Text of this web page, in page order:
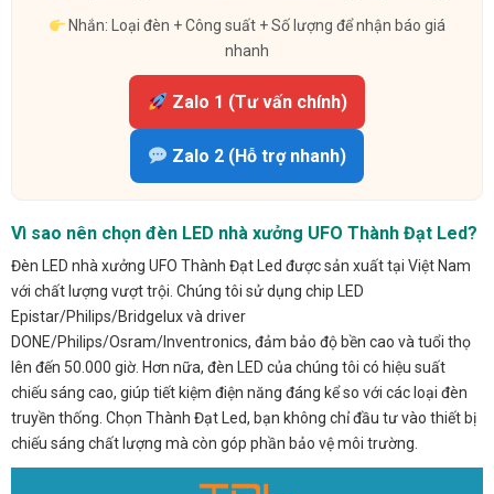
Nhắn: Loại đèn + Công suất + Số lượng để nhận báo giá
nhanh
Zalo 1 (Tư vấn chính)
Zalo 2 (Hỗ trợ nhanh)
Vì sao nên chọn đèn LED nhà xưởng UFO Thành Đạt Led?
Đèn LED nhà xưởng UFO Thành Đạt Led được sản xuất tại Việt Nam
với chất lượng vượt trội. Chúng tôi sử dụng chip LED
Epistar/Philips/Bridgelux và driver
DONE/Philips/Osram/Inventronics, đảm bảo độ bền cao và tuổi thọ
lên đến 50.000 giờ. Hơn nữa, đèn LED của chúng tôi có hiệu suất
chiếu sáng cao, giúp tiết kiệm điện năng đáng kể so với các loại đèn
truyền thống. Chọn Thành Đạt Led, bạn không chỉ đầu tư vào thiết bị
chiếu sáng chất lượng mà còn góp phần bảo vệ môi trường.